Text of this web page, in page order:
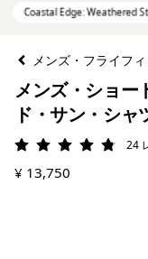
メンズ・フライフ
メンズ・ショー
ド・サン・シャ
評価: 4.8 / 5
24
¥ 13,750